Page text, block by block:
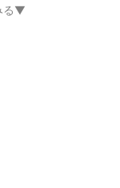
る▼